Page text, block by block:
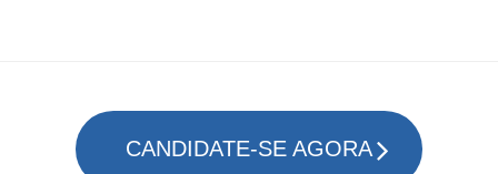
CANDIDATE-SE AGORA